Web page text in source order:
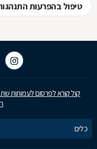
טיפול בהפרעות
קול קורא לפרסום לעמותות
כלים